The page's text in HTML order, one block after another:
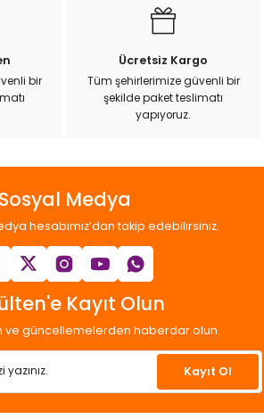
bir
Ücretsiz Kargo
Tüm şehirlerimize güvenli bir
şekilde paket teslimatı
yapıyoruz.
Sosyal Medya
hesabımız’dan takip edebilirsiniz.
Kayıt Olun
ve güncellemelerden haberdar olun.
Kayıt Ol